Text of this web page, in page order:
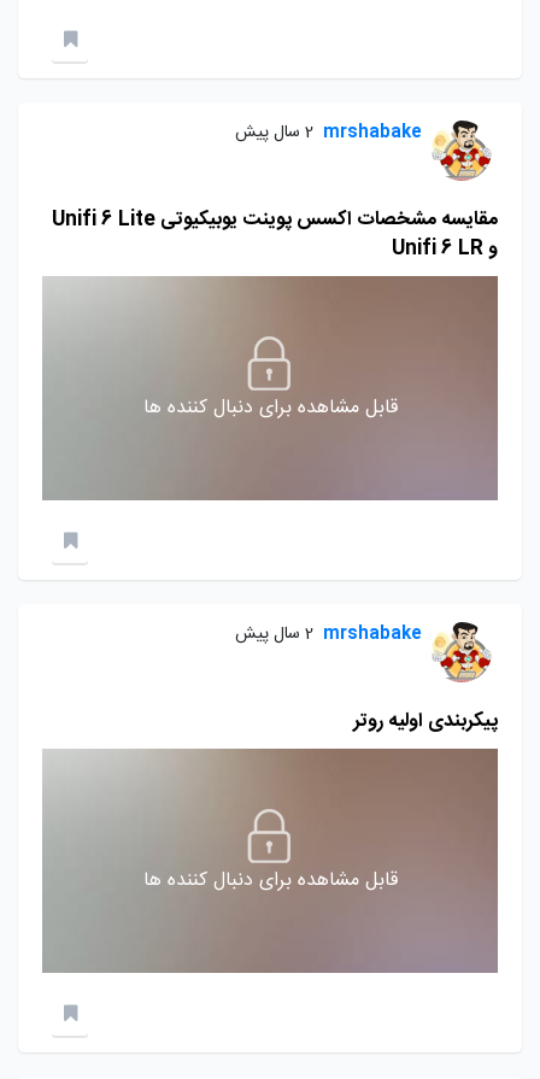
mrshabake 2 سال پیش
مقایسه مشخصات اکسس پوینت یوبیکیوتی Unifi 6 Lite
و Unifi 6 LR
قابل مشاهده برای دنبال کننده ها
mrshabake 2 سال پیش
پیکربندی اولیه روتر
قابل مشاهده برای دنبال کننده ها